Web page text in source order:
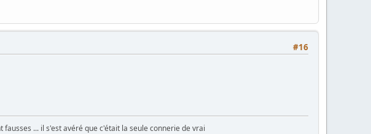
#16
... il s'est avéré que c'était la seule connerie de vrai